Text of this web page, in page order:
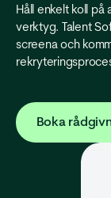
Håll enkelt koll på
verktyg. Talent
screena och
Boka